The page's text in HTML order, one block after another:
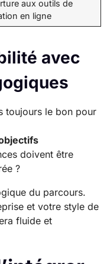
aux outils de
en ligne
avec
toujours le bon pour
doivent être
?
du parcours.
et votre style de
fluide et